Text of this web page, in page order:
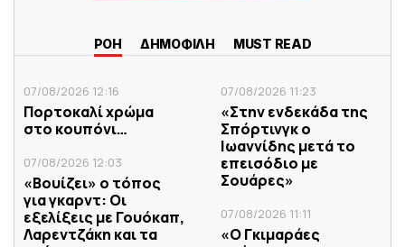
ΡΟΗ ΔΗΜΟΦΙΛΗ MUST READ
07/08/2026 12:16
Πορτοκαλί χρώμα
στο κουπόνι…
07/08/2026 12:03
«Βουίζει» ο τόπος
για γκαρντ: Οι
εξελίξεις με Γουόκαπ,
Λαρεντζάκη και τα
07/08/2026 11:23
«Στην ενδεκάδα της
Σπόρτινγκ ο
Ιωαννίδης μετά το
επεισόδιο με
Σουάρες»
07/08/2026 11:11
«Ο Γκιμαράες